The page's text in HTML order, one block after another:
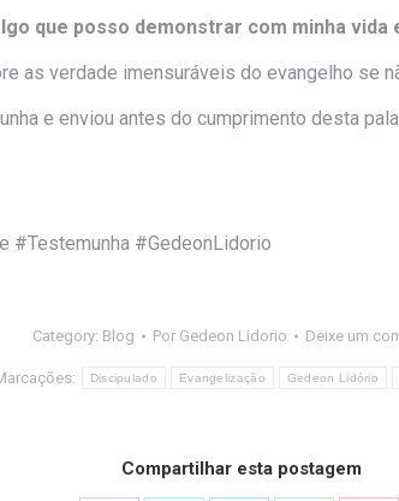
que posso demonstrar com minha vida
as verdade imensuráveis do evangelho se
e enviou antes do cumprimento desta
#Testemunha #GedeonLidorio
Category: Blog Por Gedeon Lidorio Deixe um
Discipulado Evangelização Gedeon Lidório
Compartilhar esta postagem